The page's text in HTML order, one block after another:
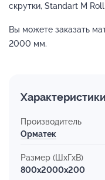
скрутки, Standart M
Вы можете заказать
2000 мм.
Характеристики
Производитель
Орматек
Размер (ШхГхВ)
800x2000x200